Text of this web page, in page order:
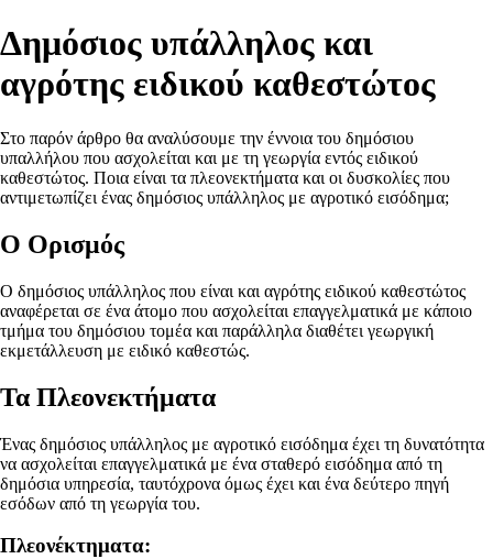
Δημόσιος υπάλληλος και
αγρότης ειδικού καθεστώτος
Στο παρόν άρθρο θα αναλύσουμε την έννοια του δημόσιου
υπαλλήλου που ασχολείται και με τη γεωργία εντός ειδικού
καθεστώτος. Ποια είναι τα πλεονεκτήματα και οι δυσκολίες που
αντιμετωπίζει ένας δημόσιος υπάλληλος με αγροτικό εισόδημα;
Ο Ορισμός
Ο δημόσιος υπάλληλος που είναι και αγρότης ειδικού καθεστώτος
αναφέρεται σε ένα άτομο που ασχολείται επαγγελματικά με κάποιο
τμήμα του δημόσιου τομέα και παράλληλα διαθέτει γεωργική
εκμετάλλευση με ειδικό καθεστώς.
Τα Πλεονεκτήματα
Ένας δημόσιος υπάλληλος με αγροτικό εισόδημα έχει τη δυνατότητα
να ασχολείται επαγγελματικά με ένα σταθερό εισόδημα από τη
δημόσια υπηρεσία, ταυτόχρονα όμως έχει και ένα δεύτερο πηγή
εσόδων από τη γεωργία του.
Πλεονέκτηματα: